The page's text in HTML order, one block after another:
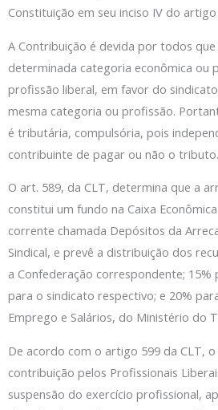
Constituição em seu inciso IV do artigo
A Contribuição é devida por todos
determinada categoria econômica ou
profissão liberal, em favor do
mesma categoria ou profissão.
é tributária, compulsória, pois
contribuinte de pagar ou não o tributo.
O art. 589, da CLT, determina que a
constitui um fundo na Caixa
corrente chamada Depósitos da
Sindical, e prevê a distribuição dos
a Confederação correspondente; 15%
para o sindicato respectivo; e 20%
Emprego e Salários, do Ministério do
De acordo com o artigo 599 da CLT,
contribuição pelos Profissionais
suspensão do exercício profissional,